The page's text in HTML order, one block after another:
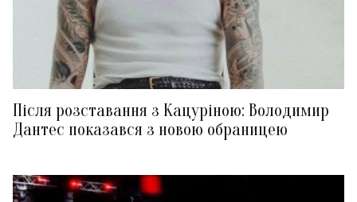
Після розставання з Кацуріною: Володимир
Дантес показався з новою обраницею